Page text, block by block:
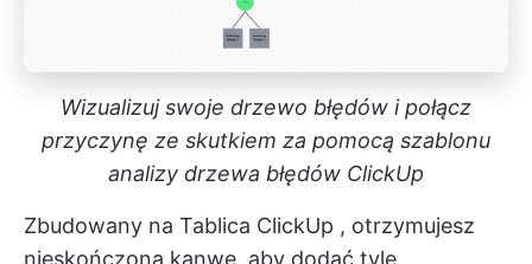
Wizualizuj swoje drzewo błędów i połącz
przyczynę ze skutkiem za pomocą szablonu
analizy drzewa błędów ClickUp
Zbudowany na Tablica ClickUp , otrzymujesz
nieskończoną kanwę, aby dodać tyle